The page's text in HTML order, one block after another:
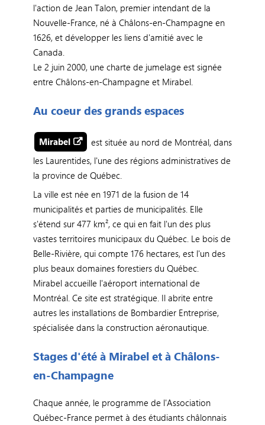
l'action de Jean Talon, premier intendant de la
Nouvelle-France, né à Châlons-en-Champagne en
1626, et développer les liens d'amitié avec le
Canada.
Le 2 juin 2000, une charte de jumelage est signée
entre Châlons-en-Champagne et Mirabel.
Au coeur des grands espaces
Mirabel
est située au nord de Montréal, dans
les Laurentides, l'une des régions administratives de
la province de Québec.
La ville est née en 1971 de la fusion de 14
municipalités et parties de municipalités. Elle
s'étend sur 477 km², ce qui en fait l'un des plus
vastes territoires municipaux du Québec. Le bois de
Belle-Rivière, qui compte 176 hectares, est l'un des
plus beaux domaines forestiers du Québec.
Mirabel accueille l'aéroport international de
Montréal. Ce site est stratégique. Il abrite entre
autres les installations de Bombardier Entreprise,
spécialisée dans la construction aéronautique.
Stages d'été à Mirabel et à Châlons-
en-Champagne
Chaque année, le programme de l'Association
Québec-France permet à des étudiants châlonnais